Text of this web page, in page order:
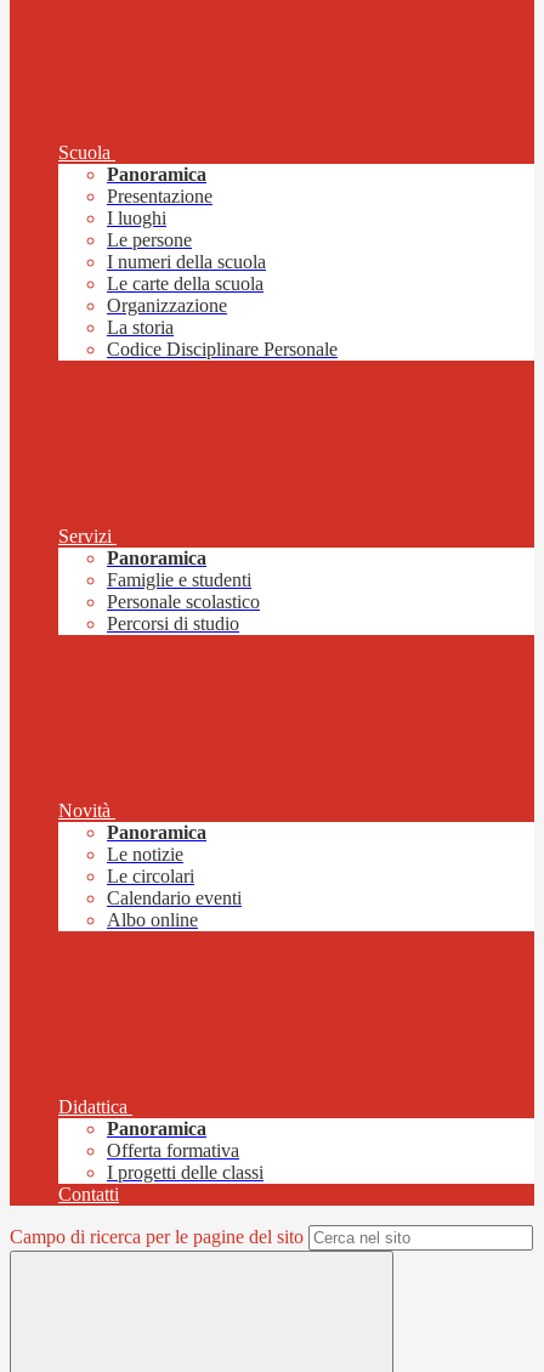
Scuola
Panoramica
Presentazione
I luoghi
Le persone
I numeri della scuola
Le carte della scuola
Organizzazione
La storia
Codice Disciplinare Personale
Servizi
Panoramica
Famiglie e studenti
Personale scolastico
Percorsi di studio
Novità
Panoramica
Le notizie
Le circolari
Calendario eventi
Albo online
Didattica
Panoramica
Offerta formativa
I progetti delle classi
Contatti
Campo di ricerca per le pagine del sito